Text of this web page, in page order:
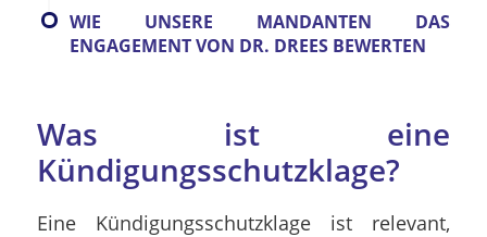
WIE UNSERE MANDANTEN DAS
ENGAGEMENT VON DR. DREES BEWERTEN
Was ist eine
Kündigungsschutzklage?
Eine Kündigungsschutzklage ist relevant,